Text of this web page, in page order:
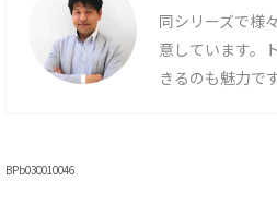
同シリーズで様
意しています。
きるのも魅力です
BPb030010046